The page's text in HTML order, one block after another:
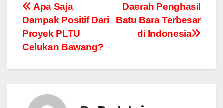
Navigasi
pos
Daerah Penghasil
Batu Bara Terbesar
di Indonesia
Apa Saja
Dampak Positif Dari
Proyek PLTU
Celukan Bawang?